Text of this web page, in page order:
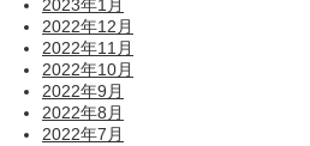
2023年1月
2022年12月
2022年11月
2022年10月
2022年9月
2022年8月
2022年7月